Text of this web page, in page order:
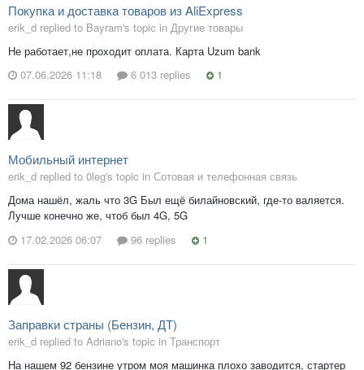
Покупка и доставка товаров из AliExpress
erik_d replied to Bayram's topic in Другие товары
Не работает,не проходит оплата. Карта Uzum bank
07.06.2026 11:18
6 013 replies 1
Мобильный интернет
erik_d replied to 0leg's topic in Сотовая и телефонная связь
Дома нашёл, жаль что 3G Был ещё билайновский, где-то валяется.
Лучше конечно же, чтоб был 4G, 5G
17.02.2026 06:07
96 replies 1
Заправки страны (Бензин, ДТ)
erik_d replied to Adriano's topic in Транспорт
На нашем 92 бензине утром моя машинка плохо заводится, стартер